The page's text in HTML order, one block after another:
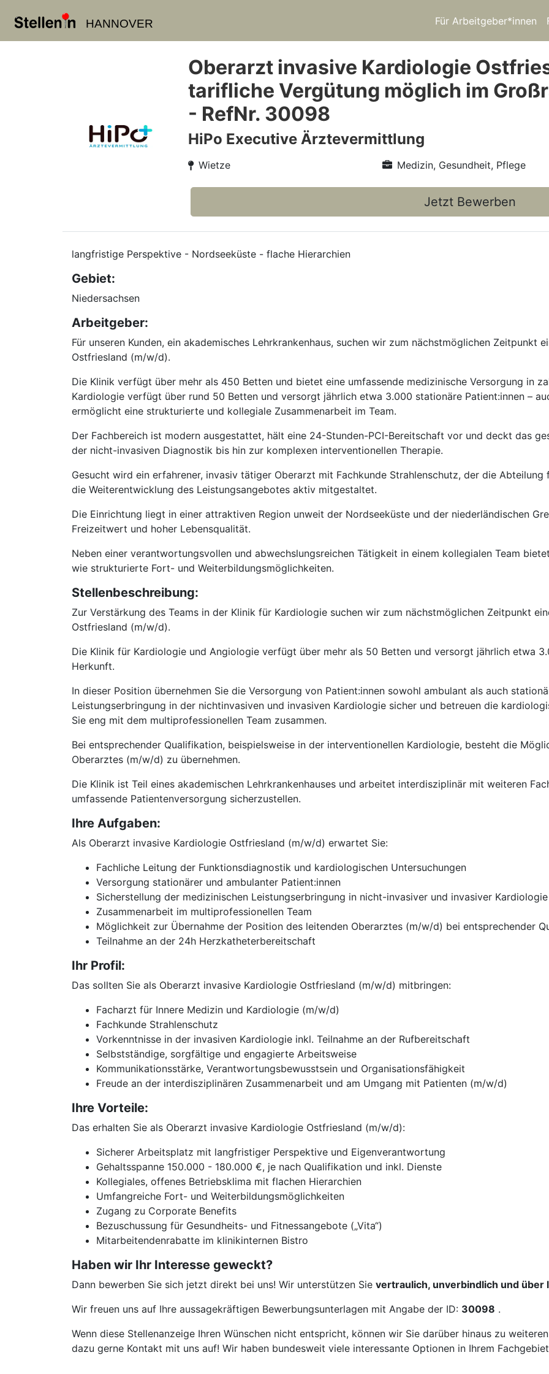
HANNOVER Für Arbeitgeber*innen
Oberarzt invasive Kardiologie
tarifliche Vergütung möglich im
- RefNr. 30098
HiPo Executive Ärztevermittlung
Wietze Medizin, Gesundheit, Pflege
Jetzt Bewerben
langfristige Perspektive - Nordseeküste - flache Hierarchien
Gebiet:
Niedersachsen
Arbeitgeber:
Für unseren Kunden, ein akademisches Lehrkrankenhaus, suchen wir zum nächstmöglichen Zeitpunkt
Ostfriesland (m/w/d).
Die Klinik verfügt über mehr als 450 Betten und bietet eine umfassende medizinische Versorgung in
Kardiologie verfügt über rund 50 Betten und versorgt jährlich etwa 3.000 stationäre Patient:innen –
ermöglicht eine strukturierte und kollegiale Zusammenarbeit im Team.
Der Fachbereich ist modern ausgestattet, hält eine 24-Stunden-PCI-Bereitschaft vor und deckt das
der nicht-invasiven Diagnostik bis hin zur komplexen interventionellen Therapie.
Gesucht wird ein erfahrener, invasiv tätiger Oberarzt mit Fachkunde Strahlenschutz, der die
die Weiterentwicklung des Leistungsangebotes aktiv mitgestaltet.
Die Einrichtung liegt in einer attraktiven Region unweit der Nordseeküste und der niederländischen
Freizeitwert und hoher Lebensqualität.
Neben einer verantwortungsvollen und abwechslungsreichen Tätigkeit in einem kollegialen Team
wie strukturierte Fort- und Weiterbildungsmöglichkeiten.
Stellenbeschreibung:
Zur Verstärkung des Teams in der Klinik für Kardiologie suchen wir zum nächstmöglichen Zeitpunkt
Ostfriesland (m/w/d).
Die Klinik für Kardiologie und Angiologie verfügt über mehr als 50 Betten und versorgt jährlich etwa
Herkunft.
In dieser Position übernehmen Sie die Versorgung von Patient:innen sowohl ambulant als auch
Leistungserbringung in der nichtinvasiven und invasiven Kardiologie sicher und betreuen die
Sie eng mit dem multiprofessionellen Team zusammen.
Bei entsprechender Qualifikation, beispielsweise in der interventionellen Kardiologie, besteht die
Oberarztes (m/w/d) zu übernehmen.
Die Klinik ist Teil eines akademischen Lehrkrankenhauses und arbeitet interdisziplinär mit weiteren
umfassende Patientenversorgung sicherzustellen.
Ihre Aufgaben:
Als Oberarzt invasive Kardiologie Ostfriesland (m/w/d) erwartet Sie:
Fachliche Leitung der Funktionsdiagnostik und kardiologischen Untersuchungen
Versorgung stationärer und ambulanter Patient:innen
Sicherstellung der medizinischen Leistungserbringung in nicht-invasiver und invasiver Kardiologie
Zusammenarbeit im multiprofessionellen Team
Möglichkeit zur Übernahme der Position des leitenden Oberarztes (m/w/d) bei entsprechender
Teilnahme an der 24h Herzkatheterbereitschaft
Ihr Profil:
Das sollten Sie als Oberarzt invasive Kardiologie Ostfriesland (m/w/d) mitbringen:
Facharzt für Innere Medizin und Kardiologie (m/w/d)
Fachkunde Strahlenschutz
Vorkenntnisse in der invasiven Kardiologie inkl. Teilnahme an der Rufbereitschaft
Selbstständige, sorgfältige und engagierte Arbeitsweise
Kommunikationsstärke, Verantwortungsbewusstsein und Organisationsfähigkeit
Freude an der interdisziplinären Zusammenarbeit und am Umgang mit Patienten (m/w/d)
Ihre Vorteile:
Das erhalten Sie als Oberarzt invasive Kardiologie Ostfriesland (m/w/d):
Sicherer Arbeitsplatz mit langfristiger Perspektive und Eigenverantwortung
Gehaltsspanne 150.000 - 180.000 €, je nach Qualifikation und inkl. Dienste
Kollegiales, offenes Betriebsklima mit flachen Hierarchien
Umfangreiche Fort- und Weiterbildungsmöglichkeiten
Zugang zu Corporate Benefits
Bezuschussung für Gesundheits- und Fitnessangebote („Vita“)
Mitarbeitendenrabatte im klinikinternen Bistro
Haben wir Ihr Interesse geweckt?
Dann bewerben Sie sich jetzt direkt bei uns! Wir unterstützen Sie vertraulich, unverbindlich und über
Wir freuen uns auf Ihre aussagekräftigen Bewerbungsunterlagen mit Angabe der ID: 30098 .
Wenn diese Stellenanzeige Ihren Wünschen nicht entspricht, können wir Sie darüber hinaus zu
dazu gerne Kontakt mit uns auf! Wir haben bundesweit viele interessante Optionen in Ihrem